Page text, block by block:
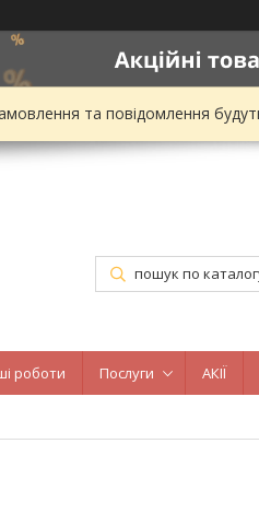
та повідомлення
роботи Послуги АКІЇ